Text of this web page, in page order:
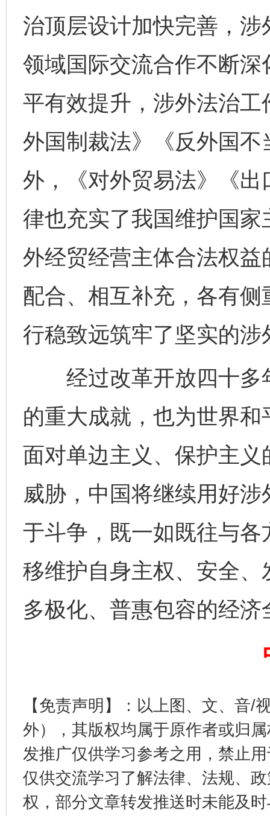
治顶层设计加快完善，
领域国际交流合作不断
平有效提升，涉外法治
外国制裁法》《反外国
外，《对外贸易法》《
律也充实了我国维护国
外经贸经营主体合法权
配合、相互补充，各有
行稳致远筑牢了坚实的涉
经过改革开放四十多
的重大成就，也为世界
面对单边主义、保护主
威胁，中国将继续用好涉
于斗争，既一如既往与
移维护自身主权、安全
多极化、普惠包容的经济
【免责声明】：以上图、文、音/
外），其版权均属于原作者或归
发推广仅供学习参考之用，禁止
仅供交流学习了解法律、法规、
权，部分文章转发推送时未能及
完善运行机制助力责任有效落实 一纸欠
东山县通报“牛蛙产品抗生素超标问题” 法